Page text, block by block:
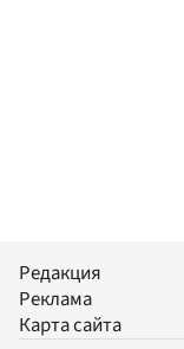
Редакция
Реклама
Карта сайта